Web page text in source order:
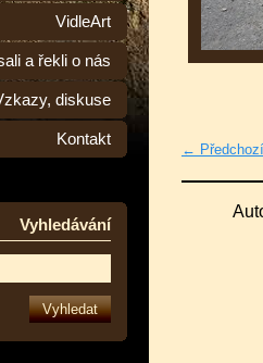
VidleArt
a řekli o nás
diskuse
Kontakt
Vyhledávání
← Předchozí